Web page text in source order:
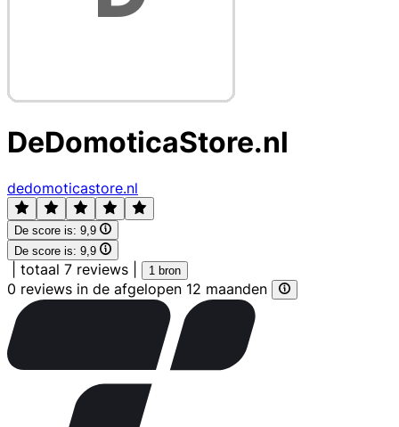
DeDomoticaStore.nl
dedomoticastore.nl
De score is: 9,9
De score is: 9,9
totaal 7 reviews 1 bron
0 reviews in de afgelopen 12 maanden